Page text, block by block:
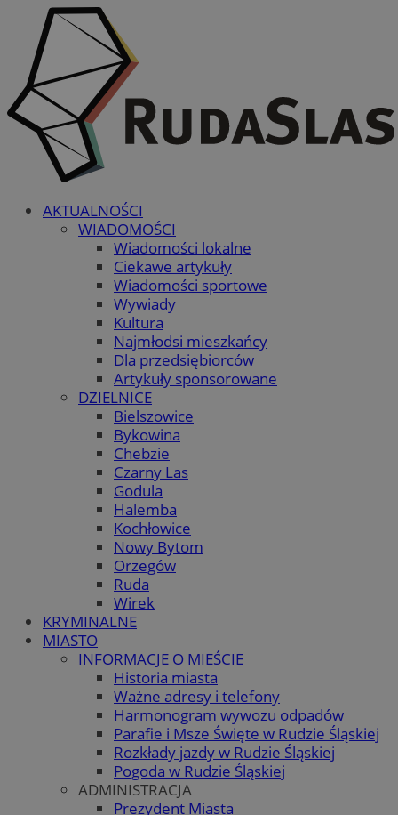
AKTUALNOŚCI
WIADOMOŚCI
Wiadomości lokalne
Ciekawe artykuły
Wiadomości sportowe
Wywiady
Kultura
Najmłodsi mieszkańcy
Dla przedsiębiorców
Artykuły sponsorowane
DZIELNICE
Bielszowice
Bykowina
Chebzie
Czarny Las
Godula
Halemba
Kochłowice
Nowy Bytom
Orzegów
Ruda
Wirek
KRYMINALNE
MIASTO
INFORMACJE O MIEŚCIE
Historia miasta
Ważne adresy i telefony
Harmonogram wywozu odpadów
Parafie i Msze Święte w Rudzie Śląskiej
Rozkłady jazdy w Rudzie Śląskiej
Pogoda w Rudzie Śląskiej
ADMINISTRACJA
Prezydent Miasta